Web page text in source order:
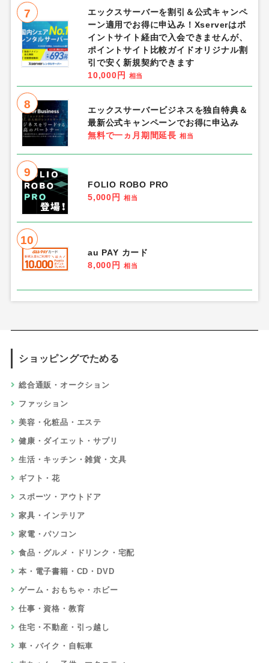
7
エックスサーバーを割引＆公式キャンペ
ーン適用でお得に申込み！Xserverはポ
イントサイト経由で入会できませんが、
ポイントサイト比較ガイドオリジナル割
引で安く新規契約できます
10,000円
相当
8
エックスサーバービジネスを独自特典＆
最新公式キャンペーンでお得に申込み
無料で一ヵ月期間延長 相当
9
FOLIO ROBO PRO
5,000円
相当
10
au PAY カード
8,000円
相当
ショッピングでためる
総合通販・オークション
ファッション
美容・化粧品・エステ
健康・ダイエット・サプリ
生活・キッチン・雑貨・文具
ギフト・花
スポーツ・アウトドア
家具・インテリア
家電・パソコン
食品・グルメ・ドリンク・宅配
本・電子書籍・CD・DVD
ゲーム・おもちゃ・ホビー
仕事・資格・教育
住宅・不動産・引っ越し
車・バイク・自転車